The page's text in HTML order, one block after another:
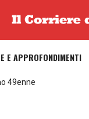
E APPROFONDIMENTI
49enne